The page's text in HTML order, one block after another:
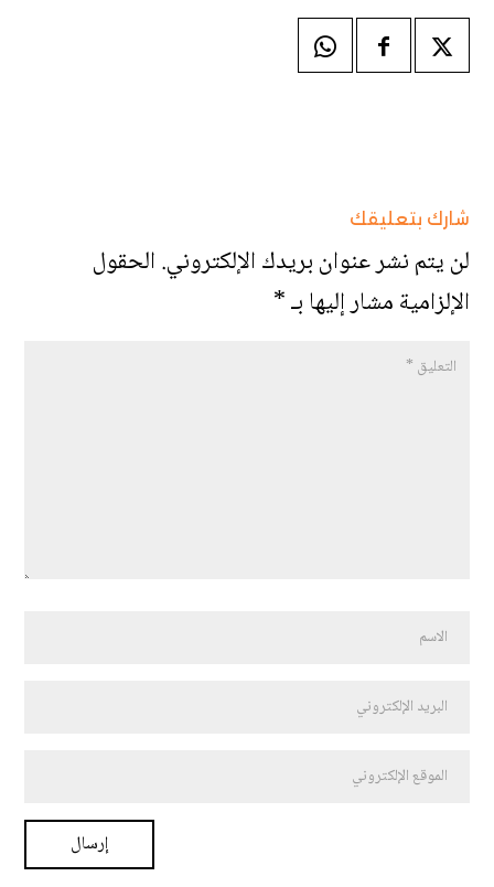
شارك بتعليقك
لن يتم نشر عنوان بريدك الإلكتروني.الحقول
الإلزامية مشار إليها بـ*